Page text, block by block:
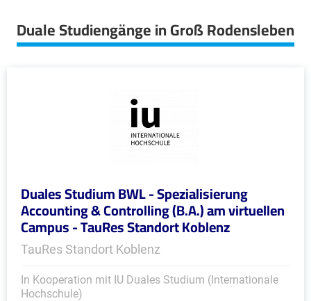
Duale Studiengänge in Groß Rodensleben
Duales Studium BWL - Spezialisierung
Accounting & Controlling (B.A.) am virtuellen
Campus - TauRes Standort Koblenz
TauRes Standort Koblenz
In Kooperation mit IU Duales Studium (Internationale
Hochschule)